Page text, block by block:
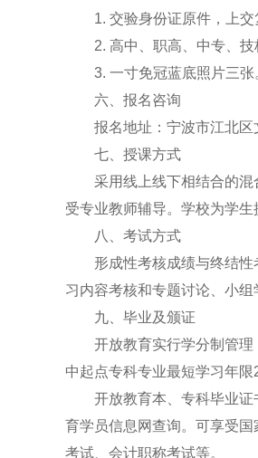
1. 交验身份证原件，上交
2. 高中、职高、中专、技
3. 一寸免冠蓝底照片三张
六、报名咨询
报名地址：宁波市江北区
七、授课方式
采用线上线下相结合的混
受专业教师辅导。学校为学生
八、考试方式
形成性考核成绩与终结性考
习内容考核和专题讨论、小
九、毕业及颁证
开放教育实行学分制管理，
中起点专科专业最短学习年限
开放教育本、专科毕业证
育学员信息网查询。可享受
考试、会计职称考试等。